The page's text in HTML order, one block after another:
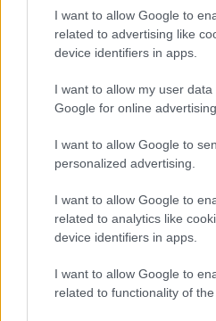
I want to allow Google to
related to advertising like
device identifiers in apps.
I want to allow my user
Google for online
I want to allow Google to
personalized advertising.
I want to allow Google to
related to analytics like
device identifiers in apps.
I want to allow Google to
related to functionality of
ολοκληρωθεί και
προλάβει να δηλωθεί ο
ευρωπαϊκά παιχνίδια
Όλα δείχνουν, πάντως,
ολοκληρώνουν μία
Ποντένσε αναμένεται
Καραϊσκάκης. Στον
είχε 68 αγώνες με 13
προερχόμενος από τη
2020 πήρε μεταγραφή